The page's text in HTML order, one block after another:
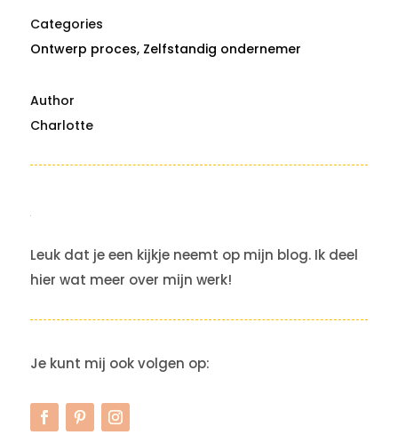
Ontwerp proces, Zelfstandig ondernemer
Charlotte
Leuk dat je een kijkje neemt op mijn blog. Ik deel
hier wat meer over mijn werk!
Je kunt mij ook volgen op: